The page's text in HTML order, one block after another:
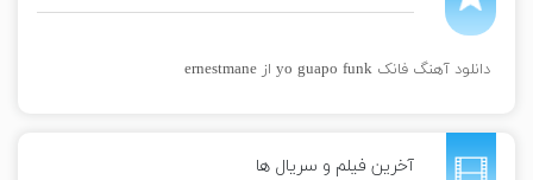
دانلود آهنگ فانک yo guapo funk از ernestmane
آخرین فیلم و سریال ها